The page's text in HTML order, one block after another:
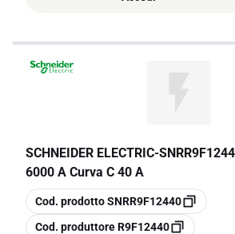
SCHNEIDER ELECTRIC-
6000 A Curva C 40 A
copia
Cod. prodottoSNRR9F12440
copia
Cod. produttoreR9F12440